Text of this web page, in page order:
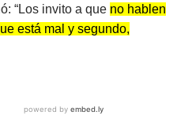
“Los invito a que no hablen
está mal y segundo,